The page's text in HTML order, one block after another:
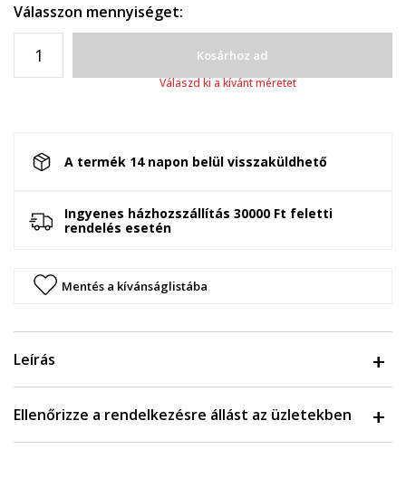
Válasszon mennyiséget:
Kosárhoz ad
Válaszd ki a kívánt méretet
A termék 14 napon belül visszaküldhető
Ingyenes házhozszállítás 30000 Ft feletti
rendelés esetén
Mentés a kívánságlistába
Leírás
Ellenőrizze a rendelkezésre állást az üzletekben